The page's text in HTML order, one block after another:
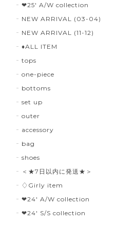
❤︎25' A/W collection
NEW ARRIVAL (03-04)
NEW ARRIVAL (11-12)
♦︎ALL ITEM
tops
one-piece
bottoms
set up
outer
accessory
bag
shoes
＜★7日以内に発送★＞
♢Girly item
❤︎24' A/W collection
❤︎24' S/S collection